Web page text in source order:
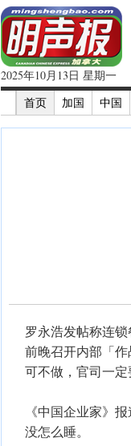
2025年10月13日 星期一
首页
加国 中国
罗永浩发帖称连
前晚召开内部「
可不做，官司一定
《中国企业家》
没怎么睡。